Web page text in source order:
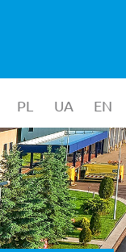
PL wersja polska
UA EN